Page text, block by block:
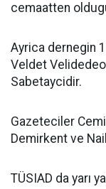
cemaatten
Ayrica dernegin
Veldet
Sabetaycidir.
Gazeteciler
Demirkent ve
TÜSIAD da yarı